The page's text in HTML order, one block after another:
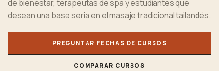
de bienestar, terapeutas de spa y estudiantes que
desean una base seria en el masaje tradicional tailandés.
PREGUNTAR FECHAS DE CURSOS
COMPARAR CURSOS